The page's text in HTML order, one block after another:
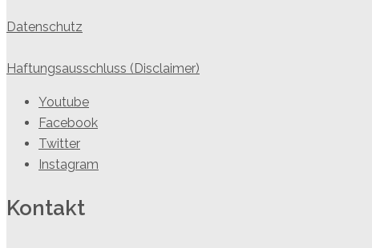
Datenschutz
Haftungsausschluss (Disclaimer)
Youtube
Facebook
Twitter
Instagram
Kontakt